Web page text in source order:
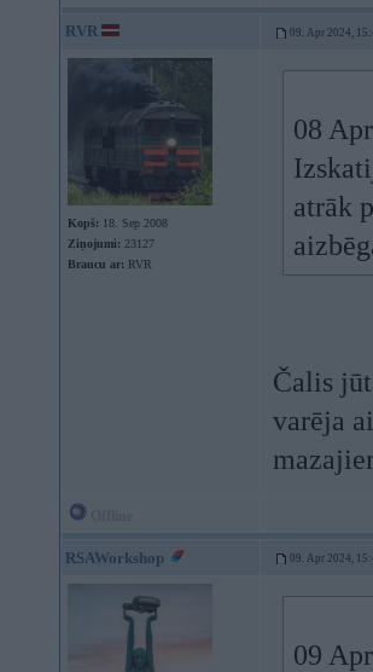
RVR 09. Apr 2024,
Kopš: 18. Sep 2008
Ziņojumi: 23127
Braucu ar: RVR
08
atrāk
Čalis
varēja
RSAWorkshop 09. Apr 2024,
09